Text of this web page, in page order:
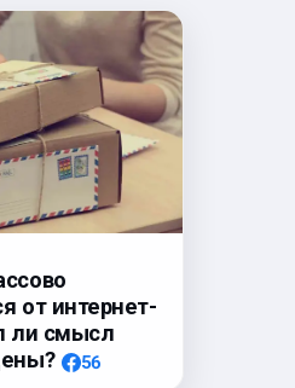
от интернет-
ли смысл
56